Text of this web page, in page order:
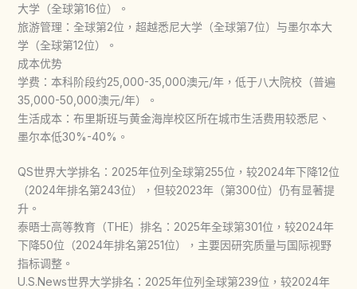
大学（全球第16位）。
旅游管理：全球第2位，超越悉尼大学（全球第7位）与墨尔本大
学（全球第12位）。
成本优势
学费：本科阶段约25,000-35,000澳元/年，低于八大院校（普遍
35,000-50,000澳元/年）。
生活成本：布里斯班与黄金海岸校区所在城市生活费用较悉尼、
墨尔本低30%-40%。
QS世界大学排名：2025年位列全球第255位，较2024年下降12位
（2024年排名第243位），但较2023年（第300位）仍有显著提
升。
泰晤士高等教育（THE）排名：2025年全球第301位，较2024年
下降50位（2024年排名第251位），主要因研究质量与国际视野
指标调整。
U.S.News世界大学排名：2025年位列全球第239位，较2024年